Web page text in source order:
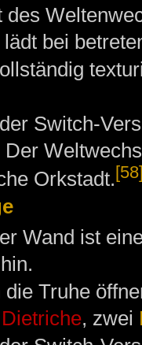
des
bei
Switch-
Der
Orkstadt.
Wand ist
die Truhe
Dietriche, zwei